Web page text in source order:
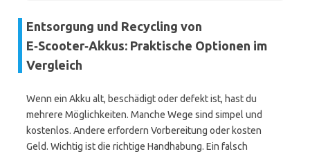
Entsorgung und Recycling von
E‑Scooter‑Akkus: Praktische Optionen im
Vergleich
Wenn ein Akku alt, beschädigt oder defekt ist, hast du
mehrere Möglichkeiten. Manche Wege sind simpel und
kostenlos. Andere erfordern Vorbereitung oder kosten
Geld. Wichtig ist die richtige Handhabung. Ein falsch